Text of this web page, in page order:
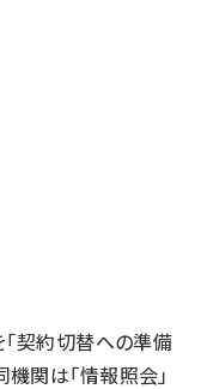
「契約切替への準備
関は「情報照会」